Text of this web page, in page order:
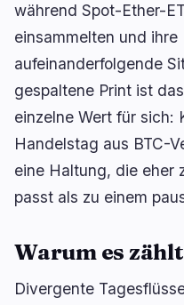
Geschäft
Institutionell 9
Finanzierung 1
Zahlungen 2
Adoption 2
während Spot-Ether-
einsammelten und
aufeinanderfolgende
gespaltene Print ist
einzelne Wert für sich:
Handelstag aus BTC-
eine Haltung, die eher
passt als zu einem
Warum es zählt
Divergente